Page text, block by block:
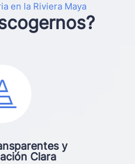
en la Riviera Maya
y
Clara